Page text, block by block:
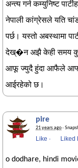
अन्त्य गर्न कम्युनिष्ट
नेपाली कांग्रेसले यति
पर्छ। यस्तो अबस्थामा
देख्�न अझै केही समय
आफू ज्युदै हुंदा आफैले
आईरहेको छ।
pire
21 years ago·
Like · Liked
o dodhare, hindi